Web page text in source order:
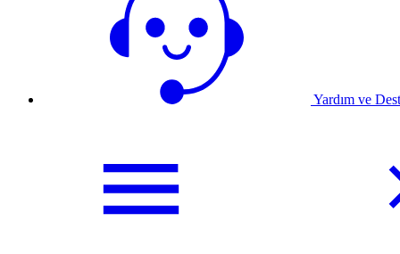
Yardım ve